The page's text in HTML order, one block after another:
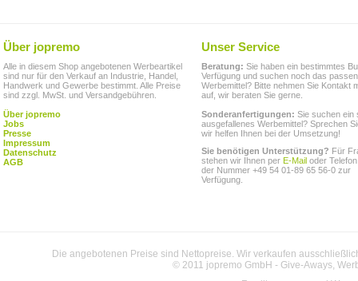
Über jopremo
Alle in diesem Shop angebotenen Werbeartikel
sind nur für den Verkauf an Industrie, Handel,
Handwerk und Gewerbe bestimmt. Alle Preise
sind zzgl. MwSt. und Versandgebühren.
Über jopremo
Jobs
Presse
Impressum
Datenschutz
AGB
Unser Service
Beratung: Sie haben ein bestimmtes
Verfügung und suchen noch das
Werbemittel? Bitte nehmen Sie Kontakt
auf, wir beraten Sie gerne.
Sonderanfertigungen: Sie suchen ein
ausgefallenes Werbemittel? Sprechen
wir helfen Ihnen bei der Umsetzung!
Sie benötigen Unterstützung? Für
stehen wir Ihnen per E-Mail oder
der Nummer +49 54 01-89 65 56-0 zur
Verfügung.
Die angebotenen Preise sind Nettopreise. Wir verkaufen
© 2011 jopremo GmbH - Give-Aways,